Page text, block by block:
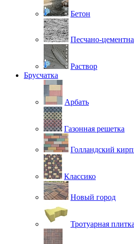
Бетон
Песчано-
Раствор
Брусчатка
Арбать
Газонная решетка
Голландский
Классико
Новый город
Тротуарная плитка